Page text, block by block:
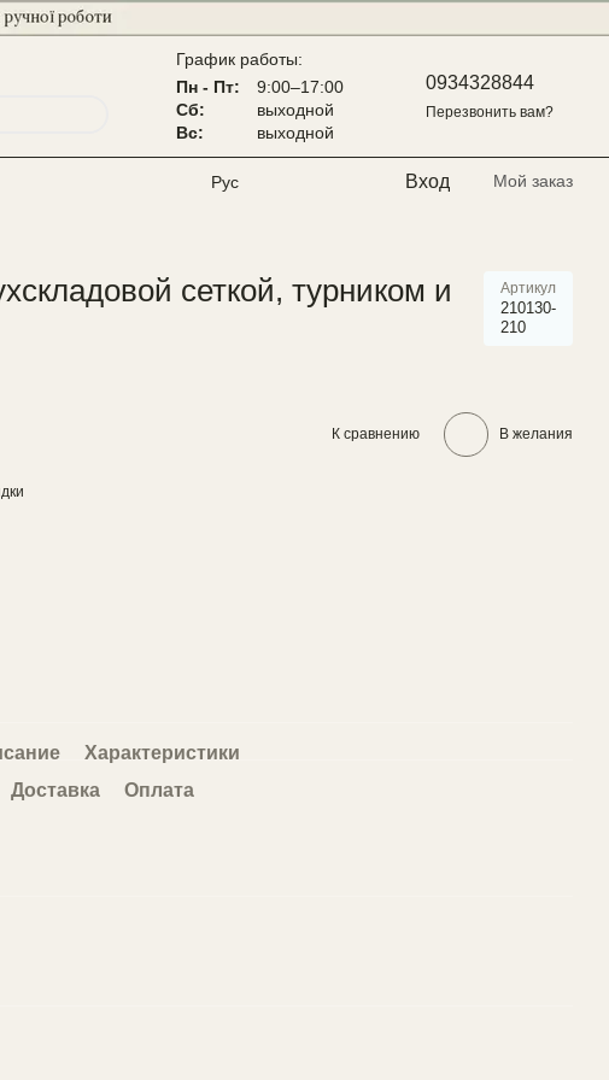
График работы:
Пн - Пт:
9:00–17:00
Сб:
выходной
Вс:
выходной
0934328844
Перезвонить вам?
Рус Вход Мой заказ
сеткой, турником и
Артикул
210130-
210
К сравнению В желания
Характеристики
Доставка
Оплата